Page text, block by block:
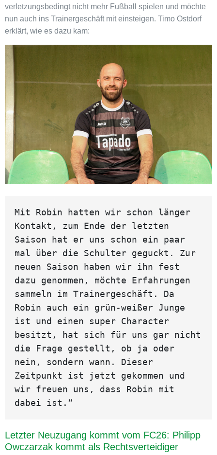
verletzungsbedingt nicht mehr Fußball spielen und möchte
nun auch ins Trainergeschäft mit einsteigen. Timo Ostdorf
erklärt, wie es dazu kam:
Mit Robin hatten wir schon länger
Kontakt, zum Ende der letzten
Saison hat er uns schon ein paar
mal über die Schulter geguckt. Zur
neuen Saison haben wir ihn fest
dazu genommen, möchte Erfahrungen
sammeln im Trainergeschäft. Da
Robin auch ein grün-weißer Junge
ist und einen super Character
besitzt, hat sich für uns gar nicht
die Frage gestellt, ob ja oder
nein, sondern wann. Dieser
Zeitpunkt ist jetzt gekommen und
wir freuen uns, dass Robin mit
dabei ist.“
Letzter Neuzugang kommt vom FC26: Philipp
Owczarzak kommt als Rechtsverteidiger